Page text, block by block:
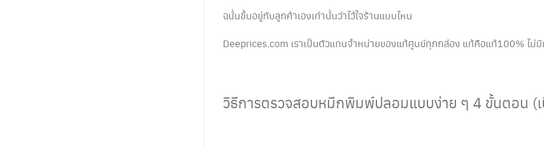
ฉนั้นขึ้นอยู่กับลูกค้าเองเท่านั้นว่าไว้ใจร้านแบบไหน
Deeprices.com เราเป็นตัวแทนจำหน่ายของแท้ศูนย์ทุกกล่อง แท้คือแท้100% ไม่
วิธีการตรวจสอบหมึกพิมพ์ปลอมแบบง่าย ๆ 4 ขั้นตอน (